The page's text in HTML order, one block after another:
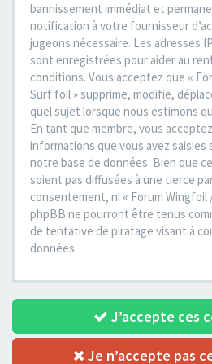
bannissement immédiat et
notification à votre fournisseur
jugeons nécessaire. Les adresses
sont enregistrées pour aider au
conditions. Vous acceptez que «
Surf foil » supprime, modifie,
quel sujet lorsque nous estimons
En tant que membre, vous
informations que vous avez
notre base de données. Bien que
soient pas diffusées à une tierce
consentement, ni « Forum Wingfoil
phpBB ne pourront être tenus
de tentative de piratage visant à
données.
J’accepte ces
Je n’accepte pas